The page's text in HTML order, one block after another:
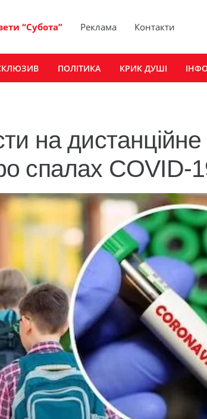
“Субота” Реклама Контакти
ПОЛІТИКА КРИК ДУШІ
на
спалах COVID-